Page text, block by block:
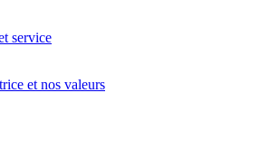
service
et nos valeurs